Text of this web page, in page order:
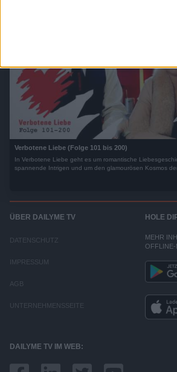
Verbotene Liebe (Folge 101 bis 200)
In Verbotene Liebe geht es um romantische
spannende Intrigen und um den glamourösen Kosmos
ÜBER DAILYME TV
DATENSCHUTZ
IMPRESSUM
AGB
UNTERNEHMENSSEITE
HOLE
MEHR
OFFLINE-
DAILYME TV IM WEB: